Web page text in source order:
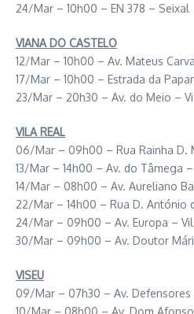
24/Mar – 10h00 – EN 378 – Seixal
VIANA DO CASTELO
12/Mar – 10h00 – Av. Mateus
17/Mar – 10h00 – Estrada da
23/Mar – 20h30 – Av. do Meio –
VILA REAL
06/Mar – 09h00 – Rua Rainha D.
13/Mar – 14h00 – Av. do Tâmega
14/Mar – 08h00 – Av. Aureliano
22/Mar – 14h00 – Rua D. António
24/Mar – 09h00 – Av. Europa –
30/Mar – 09h00 – Av. Doutor
VISEU
09/Mar – 07h30 – Av.
10/Mar – 08h00 – Av. Dom